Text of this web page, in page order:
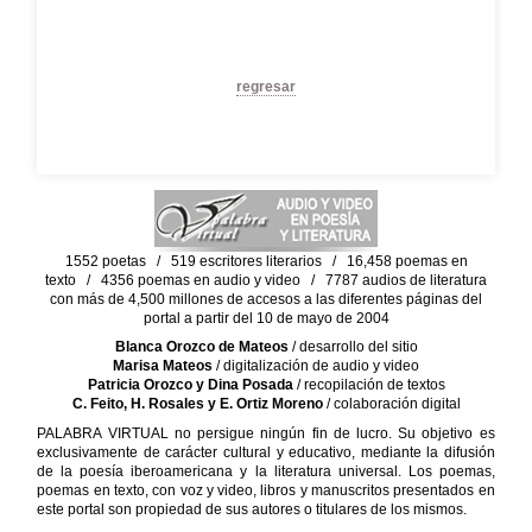
regresar
1552 poetas / 519 escritores literarios / 16,458 poemas en
texto / 4356 poemas en audio y video / 7787 audios de literatura
con más de 4,500 millones de accesos a las diferentes páginas del
portal a partir del 10 de mayo de 2004
Blanca Orozco de Mateos / desarrollo del sitio
Marisa Mateos / digitalización de audio y video
Patricia Orozco y Dina Posada/ recopilación de textos
C. Feito, H. Rosales y E. Ortiz Moreno/ colaboración digital
PALABRA VIRTUAL no persigue ningún fin de lucro. Su objetivo es
exclusivamente de carácter cultural y educativo, mediante la difusión
de la poesía iberoamericana y la literatura universal. Los poemas,
poemas en texto, con voz y video, libros y manuscritos presentados en
este portal son propiedad de sus autores o titulares de los mismos.